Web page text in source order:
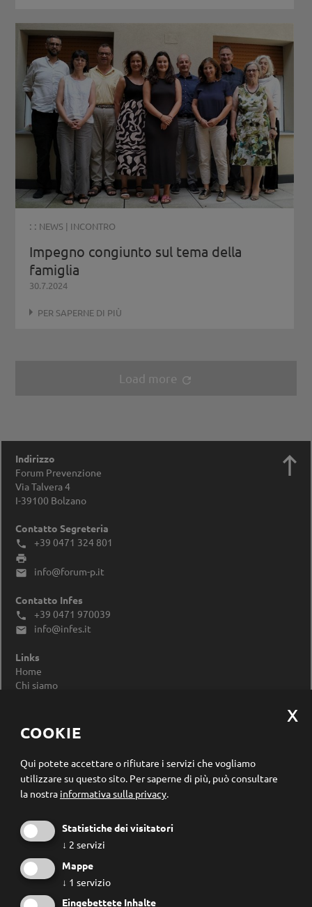
: : NEWS | INCONTRO
Impegno congiunto sul tema della
famiglia
30.7.2024
PER SAPERNE DI PIÙ
Load more refresh
Indirizzo
Forum Prevenzione
Via Talvera 4
I-39100 Bolzano
Contatto Segreteria
 +39 0471 324 801


info@forum-p.it
Contatto Infes
 +39 0471 970039
 info@infes.it
Links
Home
Chi siamo
Modificare le impostazioni dei cookie

Registrazione newsletter
COOKIE
Qui potete accettare o rifiutare i servizi che vogliamo
utilizzare su questo sito. Per saperne di più, può consultare
la nostra informativa sulla privacy.
Statistiche dei visitatori
↓ 2 servizi
Mappe
↓ 1 servizio
Eingebettete Inhalte